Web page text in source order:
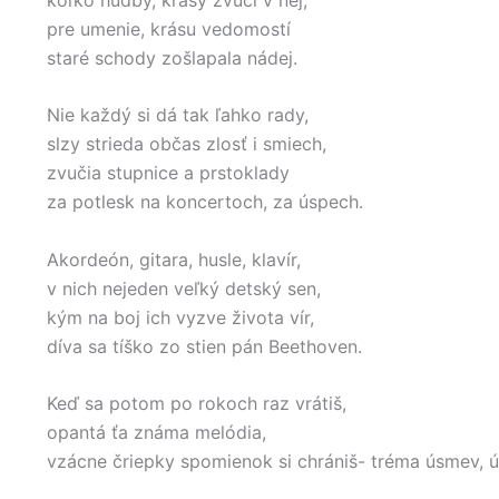
pre umenie, krásu vedomostí
staré schody zošlapala nádej.
Nie každý si dá tak ľahko rady,
slzy strieda občas zlosť i smiech,
zvučia stupnice a prstoklady
za potlesk na koncertoch, za úspech.
Akordeón, gitara, husle, klavír,
v nich nejeden veľký detský sen,
kým na boj ich vyzve života vír,
díva sa tíško zo stien pán Beethoven.
Keď sa potom po rokoch raz vrátiš,
opantá ťa známa melódia,
vzácne čriepky spomienok si chrániš- tréma úsmev,